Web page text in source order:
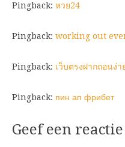
Pingback: หวย24
Pingback: working out
Pingback: เว็บตรงฝากถอนง่า
Pingback: пин ап фрибет
Geef een reactie